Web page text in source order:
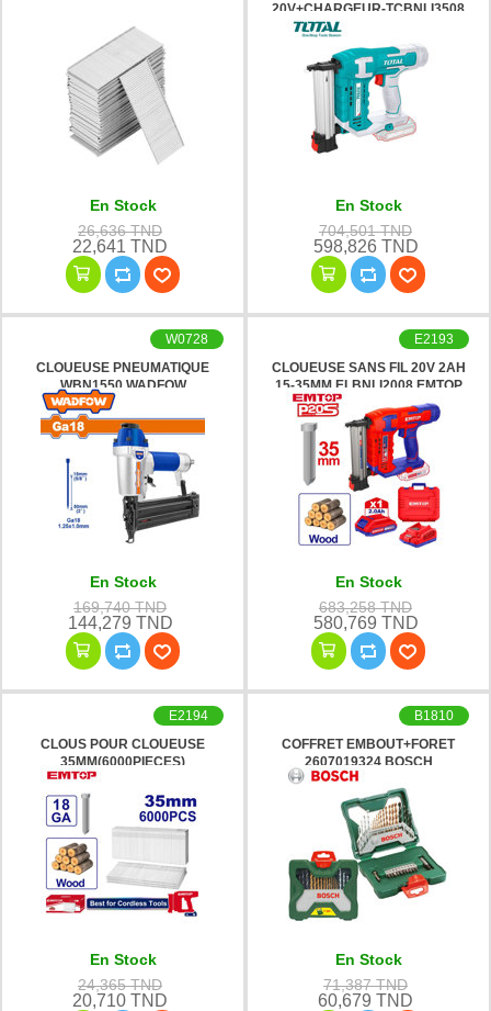
En Stock
26,636 TND
22,641 TND
20V+CHARGEUR-TCBNLI3508
En Stock
704,501 TND
598,826 TND
CLOUEUSE PNEUMATIQUE
WBN1550 WADFOW
W0728
En Stock
169,740 TND
144,279 TND
CLOUEUSE SANS FIL 20V 2AH
15-35MM ELBNLI2008 EMTOP
E2193
En Stock
683,258 TND
580,769 TND
CLOUS POUR CLOUEUSE
35MM(6000PIECES)
ENAL18356 EMTOP
E2194
En Stock
24,365 TND
20,710 TND
COFFRET EMBOUT+FORET
2607019324 BOSCH
B1810
En Stock
71,387 TND
60,679 TND